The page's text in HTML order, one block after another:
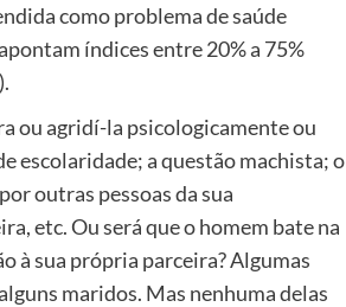
como problema de saúde
índices entre 20% a 75%
ou agridí-la psicologicamente ou
escolaridade; a questão machista; o
outras pessoas da sua
etc. Ou será que o homem bate na
à sua própria parceira? Algumas
maridos. Mas nenhuma delas